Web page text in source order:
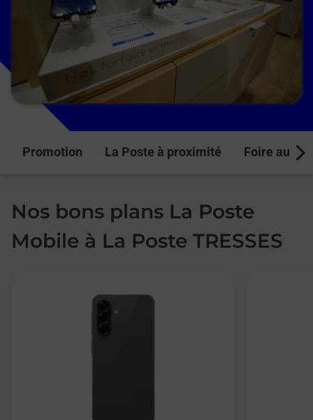
Promotion La Poste à proximité Foire aux
Nos bons plans La Poste
Mobile à La Poste TRESSES